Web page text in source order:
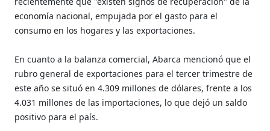
economía nacional, empujada por el gasto para el
consumo en los hogares y las exportaciones.
En cuanto a la balanza comercial, Abarca mencionó que el
rubro general de exportaciones para el tercer trimestre de
este año se situó en 4.309 millones de dólares, frente a los
4.031 millones de las importaciones, lo que dejó un saldo
positivo para el país.